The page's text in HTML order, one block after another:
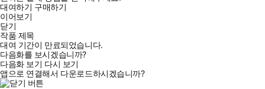
대여하기 구매하기
이어보기
닫기
작품 제목
대여 기간이 만료되었습니다.
다음화를 보시겠습니까?
다음화 보기 다시 보기
앱으로 연결해서 다운로드하시겠습니까?